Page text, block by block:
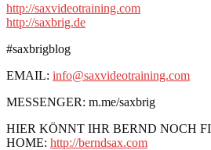
http://saxvideotraining.com
http://saxbrig.de
#saxbrigblog
EMAIL: info@saxvideotraining.com
MESSENGER: m.me/saxbrig
HIER KÖNNT IHR BERND NOCH
HOME: http://berndsax.com